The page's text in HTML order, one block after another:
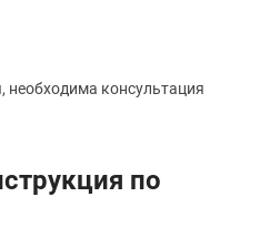
необходима консультация
по